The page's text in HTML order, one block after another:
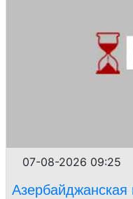
07-08-2026 09:25